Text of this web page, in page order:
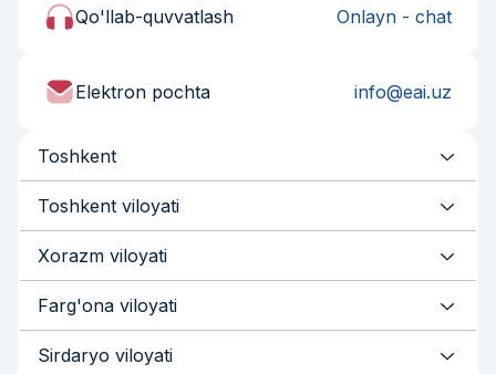
Qo'llab-quvvatlash Onlayn - chat
Elektron pochta info@eai.uz
Toshkent
Toshkent viloyati
Xorazm viloyati
Farg'ona viloyati
Sirdaryo viloyati